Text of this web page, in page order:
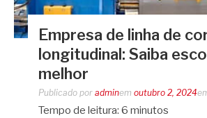
Empresa de linha de
longitudinal: Saiba
melhor
Publicado por adminem outubro 2, 2024
Tempo de leitura: 6 minutos